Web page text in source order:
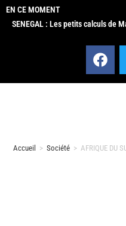
EN CE MOMENT
SENEGAL : Les petits calculs de
Accueil > Société > AFRIQUE DU